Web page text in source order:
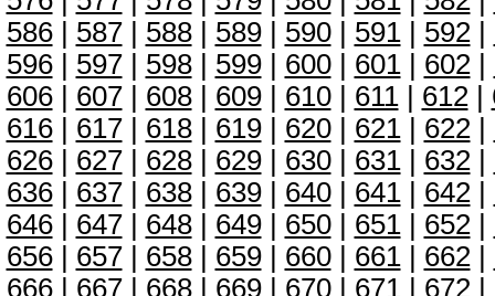
586| 587| 588| 589| 590| 591| 592|
596| 597| 598| 599| 600| 601| 602|
606| 607| 608| 609| 610| 611| 612|
616| 617| 618| 619| 620| 621| 622|
626| 627| 628| 629| 630| 631| 632|
636| 637| 638| 639| 640| 641| 642|
646| 647| 648| 649| 650| 651| 652|
656| 657| 658| 659| 660| 661| 662|
666| 667| 668| 669| 670| 671| 672|